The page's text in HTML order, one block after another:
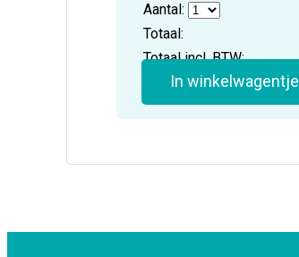
Aantal:
Totaal:
Totaal incl. BTW:
In winkelwagentje